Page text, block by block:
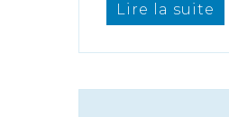
Lire la suite